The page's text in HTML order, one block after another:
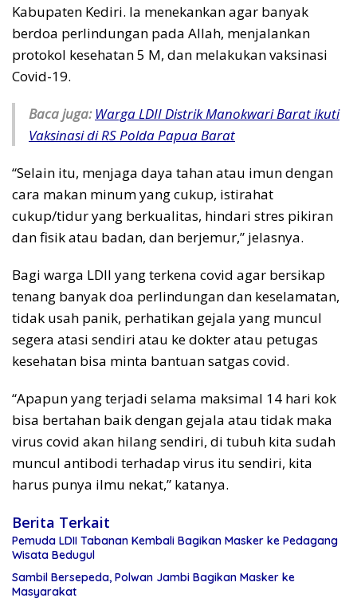
Kabupaten Kediri. Ia menekankan agar banyak
berdoa perlindungan pada Allah, menjalankan
protokol kesehatan 5 M, dan melakukan vaksinasi
Covid-19.
Baca juga: Warga LDII Distrik Manokwari Barat ikuti
Vaksinasi di RS Polda Papua Barat
“Selain itu, menjaga daya tahan atau imun dengan
cara makan minum yang cukup, istirahat
cukup/tidur yang berkualitas, hindari stres pikiran
dan fisik atau badan, dan berjemur,” jelasnya.
Bagi warga LDII yang terkena covid agar bersikap
tenang banyak doa perlindungan dan keselamatan,
tidak usah panik, perhatikan gejala yang muncul
segera atasi sendiri atau ke dokter atau petugas
kesehatan bisa minta bantuan satgas covid.
“Apapun yang terjadi selama maksimal 14 hari kok
bisa bertahan baik dengan gejala atau tidak maka
virus covid akan hilang sendiri, di tubuh kita sudah
muncul antibodi terhadap virus itu sendiri, kita
harus punya ilmu nekat,” katanya.
Berita Terkait
Pemuda LDII Tabanan Kembali Bagikan Masker ke Pedagang
Wisata Bedugul
Sambil Bersepeda, Polwan Jambi Bagikan Masker ke
Masyarakat